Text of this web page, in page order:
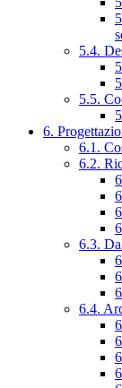
5.4.
5.5.
6.
6.1.
6.2.
6.3.
6.4.